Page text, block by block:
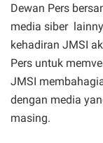
Dewan Pers
media siber
kehadiran JMSI
Pers untuk
JMSI
dengan media
masing.